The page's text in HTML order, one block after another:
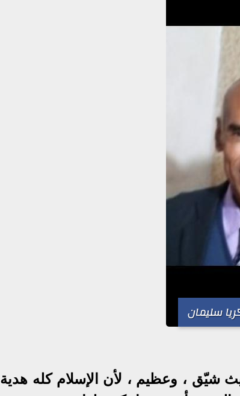
سليمان
شيّق ، وعظيم ، لأن الإسلام كله هدية